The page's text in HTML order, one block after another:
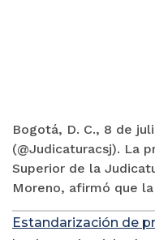
Bogotá, D. C., 8 de
(@Judicaturacsj). La
Superior de la
Moreno, afirmó que
Estandarización de